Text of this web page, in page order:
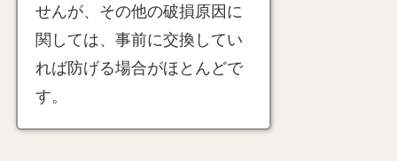
せんが、その他の破損原因に
関しては、事前に交換してい
れば防げる場合がほとんどで
す。